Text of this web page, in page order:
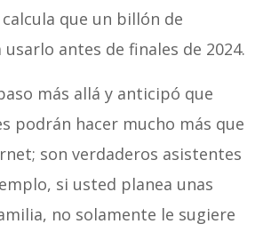
que un billón de
antes de finales de 2024.
más allá y anticipó que
podrán hacer mucho más que
son verdaderos asistentes
si usted planea unas
no solamente le sugiere